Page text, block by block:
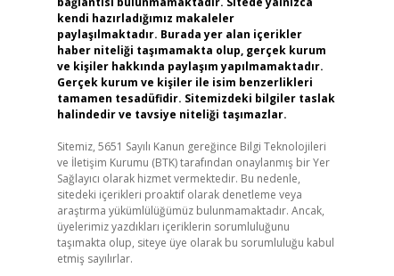
kendi hazırladığımız makaleler
paylaşılmaktadır. Burada yer alan içerikler
haber niteliği taşımamakta olup, gerçek kurum
ve kişiler hakkında paylaşım yapılmamaktadır.
Gerçek kurum ve kişiler ile isim benzerlikleri
tamamen tesadüfidir. Sitemizdeki bilgiler taslak
halindedir ve tavsiye niteliği taşımazlar.
Sitemiz, 5651 Sayılı Kanun gereğince Bilgi Teknolojileri
ve İletişim Kurumu (BTK) tarafından onaylanmış bir Yer
Sağlayıcı olarak hizmet vermektedir. Bu nedenle,
sitedeki içerikleri proaktif olarak denetleme veya
araştırma yükümlülüğümüz bulunmamaktadır. Ancak,
üyelerimiz yazdıkları içeriklerin sorumluluğunu
taşımakta olup, siteye üye olarak bu sorumluluğu kabul
etmiş sayılırlar.